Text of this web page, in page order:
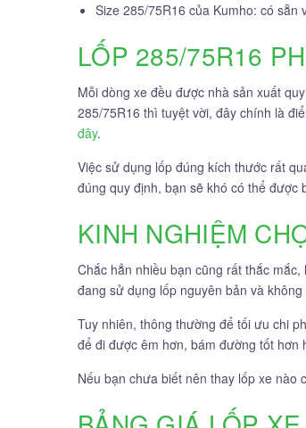
Size 285/75R16 của Kumho: có sẵn
LỐP 285/75R16
Mỗi dòng xe đều được nhà sản xuất
285/75R16 thì tuyệt vời, đây chính là
đây.
Việc sử dụng lốp đúng kích thước rất
đúng quy định, bạn sẽ khó có thể
KINH NGHIỆM
Chắc hẳn nhiều bạn cũng rất thắc
đang sử dụng lốp nguyên bản và
Tuy nhiên, thông thường để tối ưu chi
để đi được êm hơn, bám đường tốt
Nếu bạn chưa biết nên thay lốp xe nào